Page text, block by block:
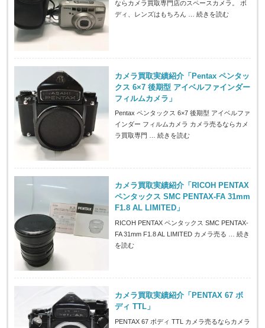
ならカメラ買取専門店のスペースカメラ。 ボ
ディ、レンズはもちろん …続きを読む
カメラ買取実績紹介「Pentax ペンタッ
クス 6×7 後期型 アイベルファインダー
フィルムカメラ」
Pentax ペンタックス 6×7 後期型 アイベルファ
インダー フィルムカメラ カメラ売るならカメ
ラ買取専門 …続きを読む
カメラ買取実績紹介「RICOH PENTAX
ペンタックス SMC PENTAX-FA 31mm
F1.8 AL LIMITED」
RICOH PENTAX ペンタックス SMC PENTAX-
FA 31mm F1.8 AL LIMITED カメラ売る …続き
を読む
カメラ買取実績紹介「PENTAX 67 ボ
ディ TTL」
PENTAX 67 ボディ TTL カメラ売るならカメラ